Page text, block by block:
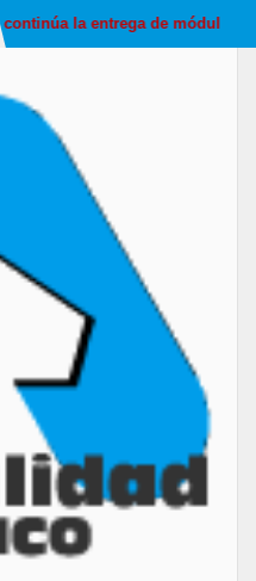
la entrega de módulos